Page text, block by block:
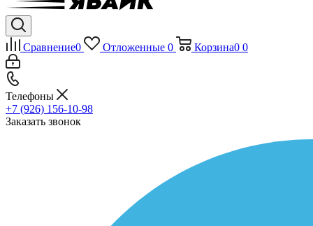
Сравнение0 Отложенные 0 Корзина0 0
Телефоны
+7 (926) 156-10-98
Заказать звонок